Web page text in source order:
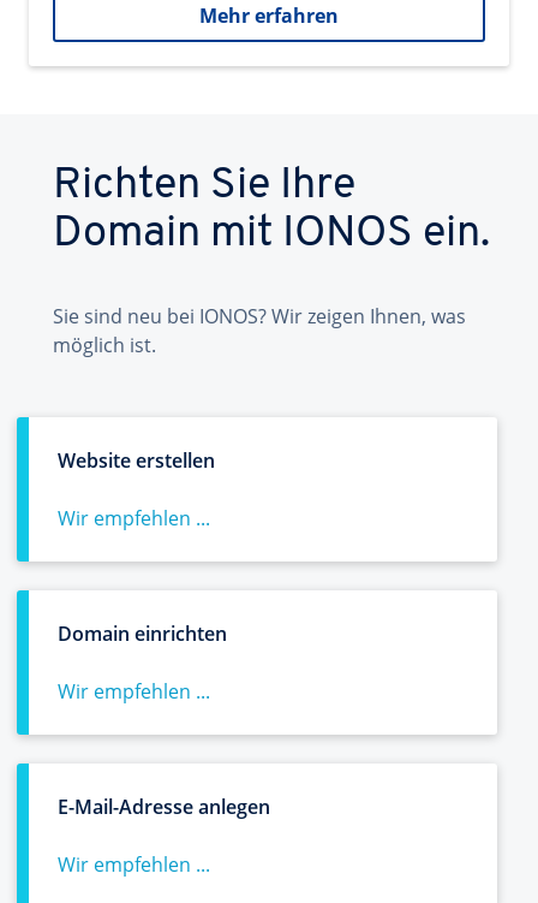
Mehr erfahren
Richten Sie Ihre
Domain mit IONOS ein.
Sie sind neu bei IONOS? Wir zeigen Ihnen, was
möglich ist.
Website erstellen
Wir empfehlen ...
Domain einrichten
Wir empfehlen ...
E-Mail-Adresse anlegen
Wir empfehlen ...